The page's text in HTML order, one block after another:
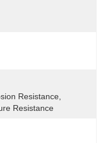
Resistance,
Resistance